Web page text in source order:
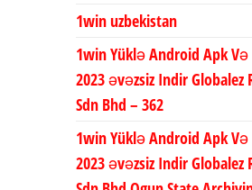
1win uzbekistan
1win Yüklə Android Apk
2023 əvəzsiz Indir Globalez
Sdn Bhd – 362
1win Yüklə Android Apk
2023 əvəzsiz Indir Globalez